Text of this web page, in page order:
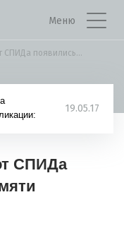
Меню
СПИДа появились...
19.05.17
СПИДа